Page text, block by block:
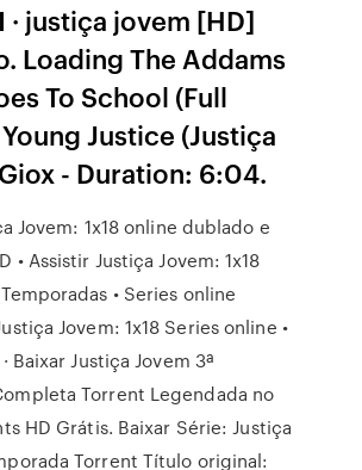
· justiça jovem [HD]
Loading The Addams
To School (Full
Justice (Justiça
- Duration: 6:04.
Jovem: 1x18 online dublado e
• Assistir Justiça Jovem: 1x18
• Series online
Jovem: 1x18 Series online •
Baixar Justiça Jovem 3ª
Torrent Legendada no
HD Grátis. Baixar Série: Justiça
Torrent Título original: